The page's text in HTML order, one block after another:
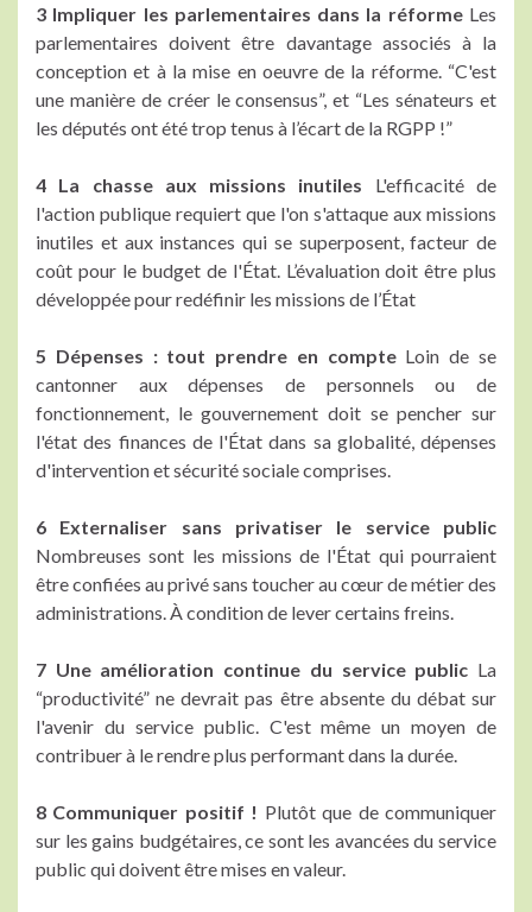
3 Impliquer les parlementaires dans la réformeLes
parlementaires doivent être davantage associés à la
conception et à la mise en oeuvre de la réforme. “C'est
une manière de créer le consensus”, et “Les sénateurs et
les députés ont été trop tenus à l’écart de la RGPP !”
4 La chasse aux missions inutiles L'efficacité de
l'action publique requiert que l'on s'attaque aux missions
inutiles et aux instances qui se superposent, facteur de
coût pour le budget de l'État. L’évaluation doit être plus
développée pour redéfinir les missions de l’État
5 Dépenses : tout prendre en compteLoin de se
cantonner aux dépenses de personnels ou de
fonctionnement, le gouvernement doit se pencher sur
l'état des finances de l'État dans sa globalité, dépenses
d'intervention et sécurité sociale comprises.
6 Externaliser sans privatiser le service public
Nombreuses sont les missions de l'État qui pourraient
être confiées au privé sans toucher au cœur de métier des
administrations. À condition de lever certains freins.
7 Une amélioration continue du service public La
“productivité” ne devrait pas être absente du débat sur
l'avenir du service public. C'est même un moyen de
contribuer à le rendre plus performant dans la durée.
8 Communiquer positif ! Plutôt que de communiquer
sur les gains budgétaires, ce sont les avancées du service
public qui doivent être mises en valeur.